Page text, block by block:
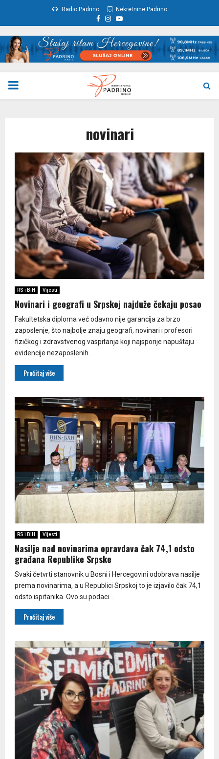
Radio Padrino Nekretnine Padrino
Facebook
Instagram
Youtube
PRIMARY
novinari
RS i BiH Vijesti
Novinari i geografi u Srpskoj najduže čekaju posao
Fakultetska diploma već odavno nije garancija za brzo
zaposlenje, što najbolje znaju geografi, novinari i profesori
fizičkog i zdravstvenog vaspitanja koji najsporije napuštaju
evidencije nezaposlenih...
Pročitaj više
RS i BiH Vijesti
Nasilje nad novinarima opravdava čak 74,1 odsto
građana Republike Srpske
Svaki četvrti stanovnik u Bosni i Hercegovini odobrava nasilje
prema novinarima, a u Republici Srpskoj to je izjavilo čak 74,1
odsto ispitanika. Ovo su podaci...
Pročitaj više